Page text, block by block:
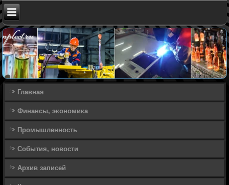
Главная
Финансы, экономика
Промышленность
События, новости
Архив записей